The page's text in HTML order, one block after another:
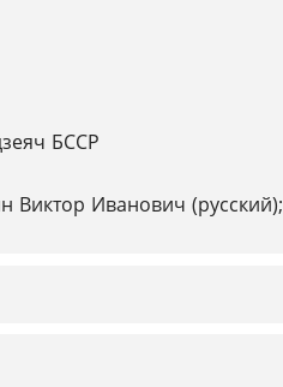
БССР
Виктор Иванович (русский);